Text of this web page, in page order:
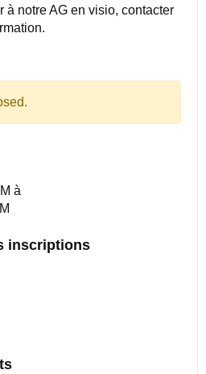
à notre AG en visio, contacter
à
inscriptions